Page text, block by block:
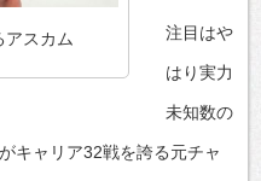
アスカム 注目はや
はり実力
未知数の
キャリア32戦を誇る元チャ